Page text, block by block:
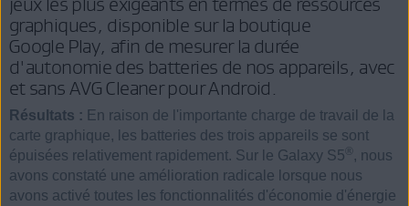
graphiques, disponible sur la boutique
Google Play, afin de mesurer la durée
d'autonomie des batteries de nos appareils, avec
et sans AVG Cleaner pour Android.
Résultats : En raison de l'importante charge de travail de la
carte graphique, les batteries des trois appareils se sont
épuisées relativement rapidement. Sur le Galaxy S5 ® , nous
avons constaté une amélioration radicale lorsque nous
avons activé toutes les fonctionnalités d'économie d'énergie